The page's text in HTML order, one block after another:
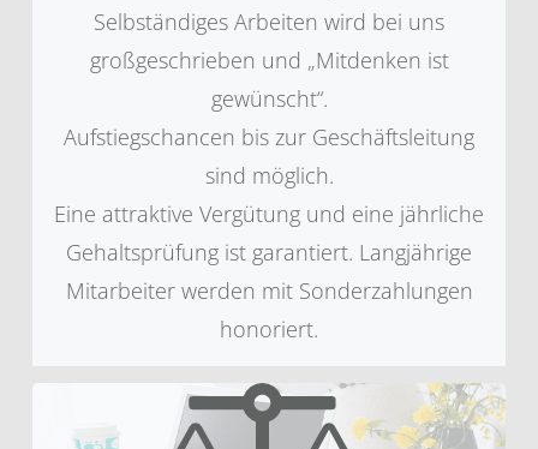
Selbständiges Arbeiten wird bei uns
großgeschrieben und „Mitdenken ist
gewünscht“.
Aufstiegschancen bis zur Geschäftsleitung
sind möglich.
Eine attraktive Vergütung und eine jährliche
Gehaltsprüfung ist garantiert. Langjährige
Mitarbeiter werden mit Sonderzahlungen
honoriert.